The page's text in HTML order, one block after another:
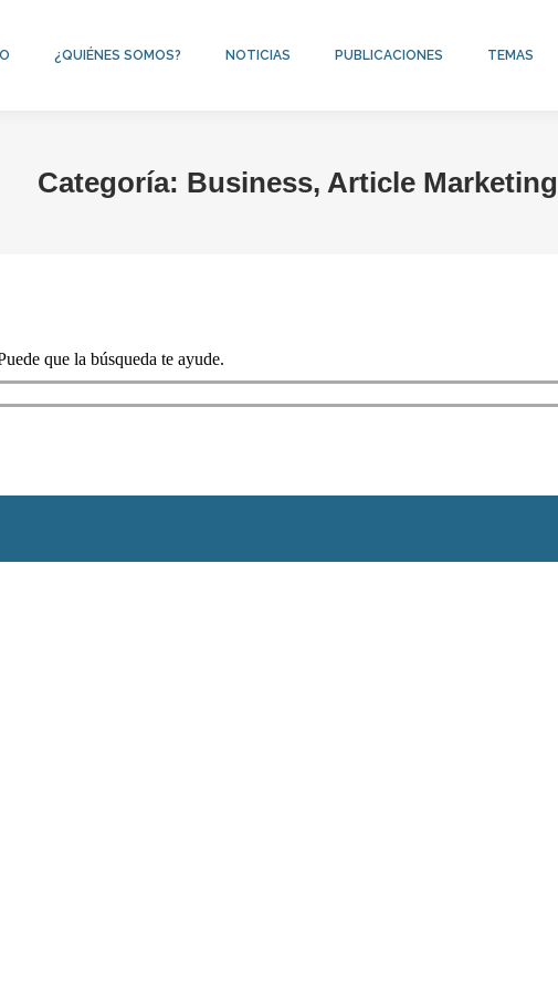
¿QUIÉNES SOMOS? NOTICIAS PUBLICACIONES TEMAS
Categoría: Business, Article Marketing
que la búsqueda te ayude.